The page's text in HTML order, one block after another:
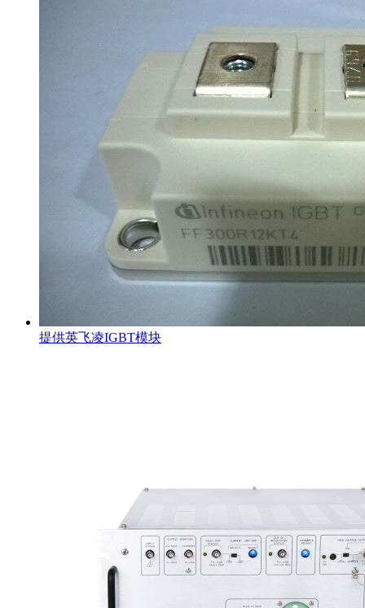
提供英飞凌IGBT模块